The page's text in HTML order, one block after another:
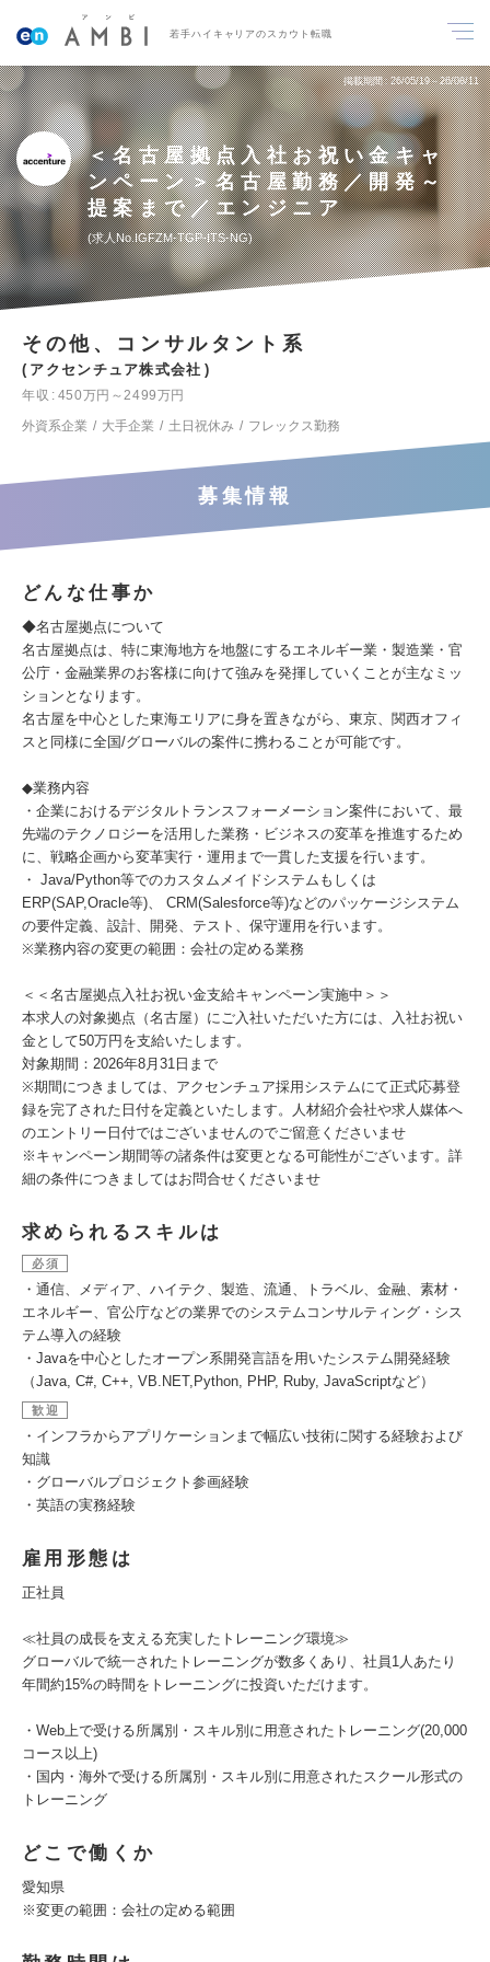
若手ハイキャリアのスカウト転職
掲載期間 26/05/19～26/08/11
＜名古屋拠点入社お祝い金キャ
ンペーン＞名古屋勤務／開発～
提案まで／エンジニア
求人No.IGFZM-TGP-ITS-NG
その他、コンサルタント系
アクセンチュア株式会社
年収
450万円～2499万円
外資系企業
大手企業 土日祝休み フレックス勤務
募集情報
どんな仕事か
◆名古屋拠点について
名古屋拠点は、特に東海地方を地盤にするエネルギー業・製造業・官
公庁・金融業界のお客様に向けて強みを発揮していくことが主なミッ
ションとなります。
名古屋を中心とした東海エリアに身を置きながら、東京、関西オフィ
スと同様に全国/グローバルの案件に携わることが可能です。
◆業務内容
・企業におけるデジタルトランスフォーメーション案件において、最
先端のテクノロジーを活用した業務・ビジネスの変革を推進するため
に、戦略企画から変革実行・運用まで一貫した支援を行います。
・ Java/Python等でのカスタムメイドシステムもしくは
ERP(SAP,Oracle等)、 CRM(Salesforce等)などのパッケージシステム
の要件定義、設計、開発、テスト、保守運用を行います。
※業務内容の変更の範囲：会社の定める業務
＜＜名古屋拠点入社お祝い金支給キャンペーン実施中＞＞
本求人の対象拠点（名古屋）にご入社いただいた方には、入社お祝い
金として50万円を支給いたします。
対象期間：2026年8月31日まで
※期間につきましては、アクセンチュア採用システムにて正式応募登
録を完了された日付を定義といたします。人材紹介会社や求人媒体へ
のエントリー日付ではございませんのでご留意くださいませ
※キャンペーン期間等の諸条件は変更となる可能性がございます。詳
細の条件につきましてはお問合せくださいませ
求められるスキルは
必須
・通信、メディア、ハイテク、製造、流通、トラベル、金融、素材・
エネルギー、官公庁などの業界でのシステムコンサルティング・シス
テム導入の経験
・Javaを中心としたオープン系開発言語を用いたシステム開発経験
（Java, C#, C++, VB.NET,Python, PHP, Ruby, JavaScriptなど）
歓迎
・インフラからアプリケーションまで幅広い技術に関する経験および
知識
・グローバルプロジェクト参画経験
・英語の実務経験
雇用形態は
正社員
≪社員の成長を支える充実したトレーニング環境≫
グローバルで統一されたトレーニングが数多くあり、社員1人あたり
年間約15%の時間をトレーニングに投資いただけます。
・Web上で受ける所属別・スキル別に用意されたトレーニング(20,000
コース以上)
・国内・海外で受ける所属別・スキル別に用意されたスクール形式の
トレーニング
どこで働くか
愛知県
※変更の範囲：会社の定める範囲